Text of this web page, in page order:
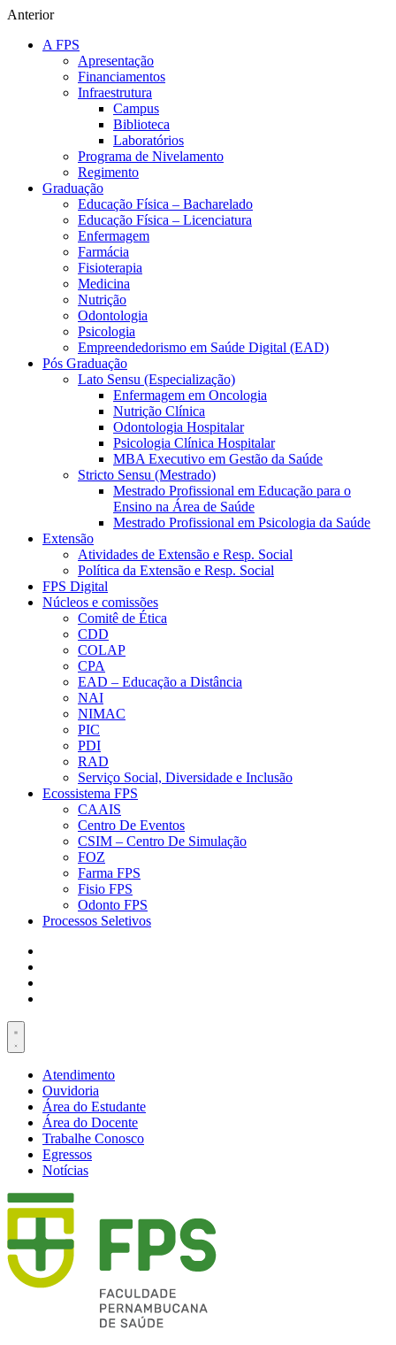
Anterior
A FPS
Apresentação
Financiamentos
Infraestrutura
Campus
Biblioteca
Laboratórios
Programa de Nivelamento
Regimento
Graduação
Educação Física – Bacharelado
Educação Física – Licenciatura
Enfermagem
Farmácia
Fisioterapia
Medicina
Nutrição
Odontologia
Psicologia
Empreendedorismo em Saúde Digital (EAD)
Pós Graduação
Lato Sensu (Especialização)
Enfermagem em Oncologia
Nutrição Clínica
Odontologia Hospitalar
Psicologia Clínica Hospitalar
MBA Executivo em Gestão da Saúde
Stricto Sensu (Mestrado)
Mestrado Profissional em Educação para o
Ensino na Área de Saúde
Mestrado Profissional em Psicologia da Saúde
Extensão
Atividades de Extensão e Resp. Social
Política da Extensão e Resp. Social
FPS Digital
Núcleos e comissões
Comitê de Ética
CDD
COLAP
CPA
EAD – Educação a Distância
NAI
NIMAC
PIC
PDI
RAD
Serviço Social, Diversidade e Inclusão
Ecossistema FPS
CAAIS
Centro De Eventos
CSIM – Centro De Simulação
FOZ
Farma FPS
Fisio FPS
Odonto FPS
Processos Seletivos
Atendimento
Ouvidoria
Área do Estudante
Área do Docente
Trabalhe Conosco
Egressos
Notícias